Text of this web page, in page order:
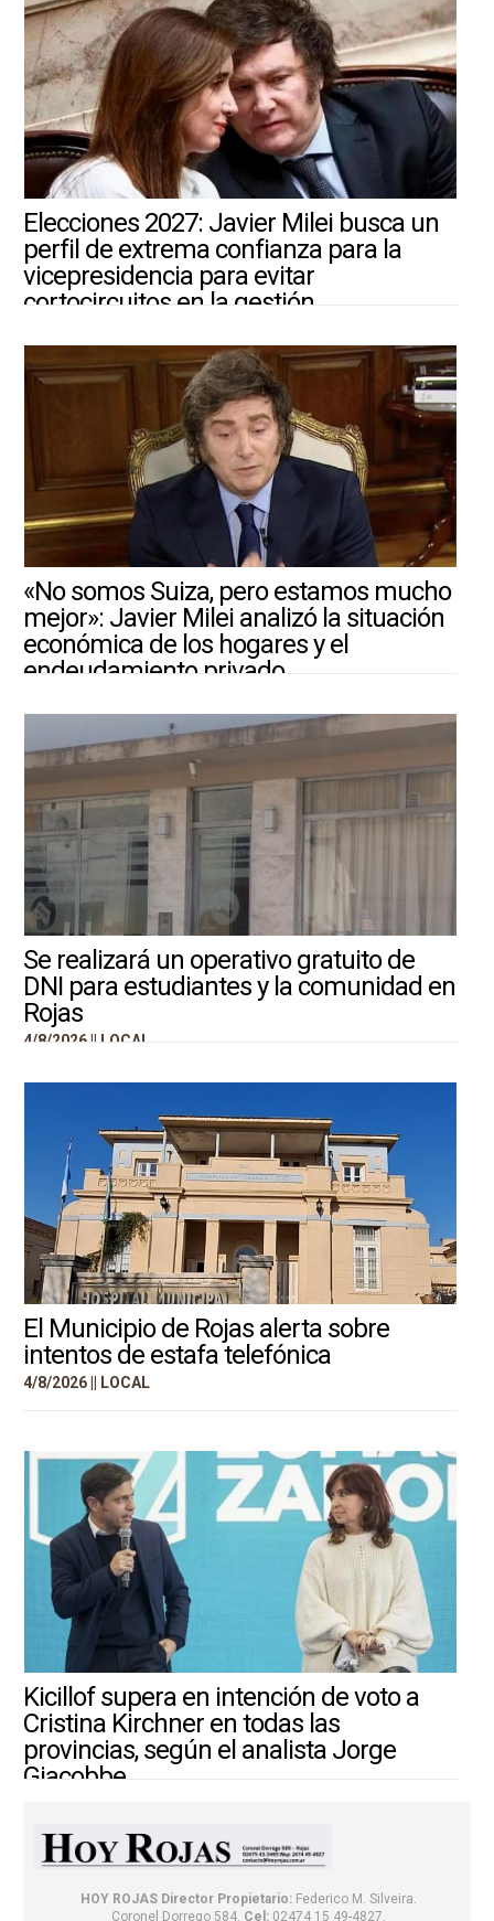
Elecciones 2027: Javier Milei busca un
perfil de extrema confianza para la
vicepresidencia para evitar
cortocircuitos en la gestión
«No somos Suiza, pero estamos mucho
mejor»: Javier Milei analizó la situación
económica de los hogares y el
endeudamiento privado
Se realizará un operativo gratuito de
DNI para estudiantes y la comunidad en
Rojas
4/8/2026 || LOCAL
El Municipio de Rojas alerta sobre
intentos de estafa telefónica
4/8/2026 || LOCAL
Kicillof supera en intención de voto a
Cristina Kirchner en todas las
provincias, según el analista Jorge
Giacobbe
HOY ROJAS Director Propietario:Federico M. Silveira.
Coronel Dorrego 584. Cel:02474 15 49-4827.